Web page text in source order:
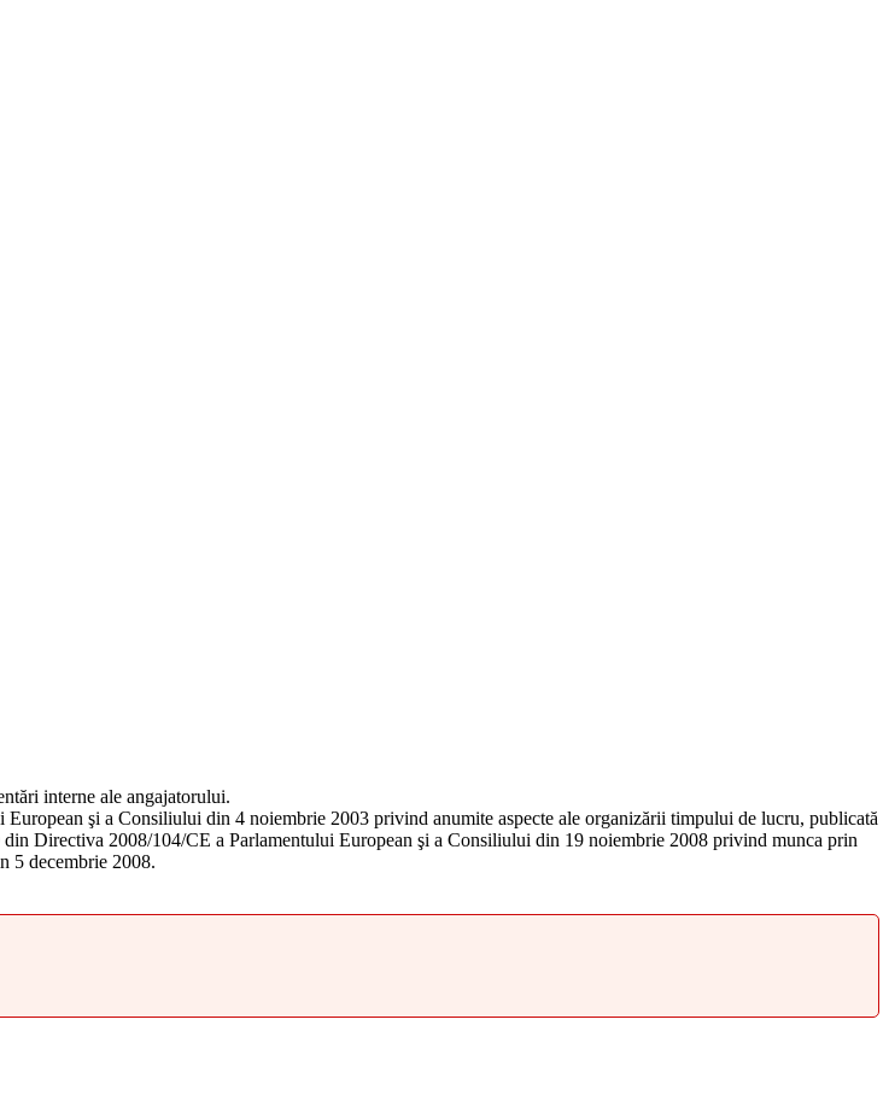
interne ale angajatorului.
şi a Consiliului din 4 noiembrie 2003 privind anumite aspecte ale organizării timpului de lucru, publicată
Directiva 2008/104/CE a Parlamentului European şi a Consiliului din 19 noiembrie 2008 privind munca prin
5 decembrie 2008.